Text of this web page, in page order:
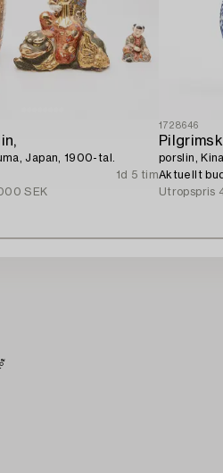
Japan, 1900-tal.
1d 5 tim
SEK
1728646
porslin,
Aktuellt bud
Utropspris